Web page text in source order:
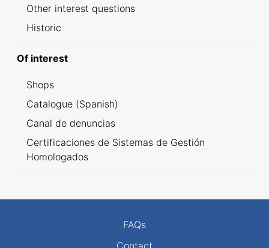
Other interest questions
Historic
Of interest
Shops
Catalogue (Spanish)
Canal de denuncias
Certificaciones de Sistemas de Gestión
Homologados
FAQs
Contact